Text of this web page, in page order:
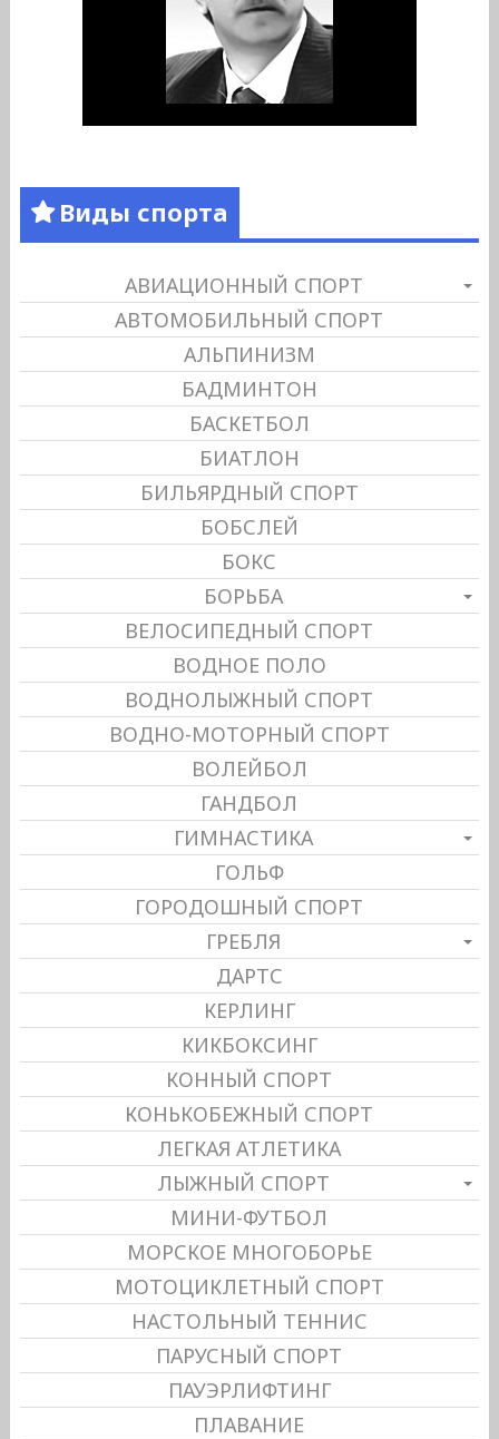
Виды спорта
АВИАЦИОННЫЙ СПОРТ
АВТОМОБИЛЬНЫЙ СПОРТ
АЛЬПИНИЗМ
БАДМИНТОН
БАСКЕТБОЛ
БИАТЛОН
БИЛЬЯРДНЫЙ СПОРТ
БОБСЛЕЙ
БОКС
БОРЬБА
ВЕЛОСИПЕДНЫЙ СПОРТ
ВОДНОЕ ПОЛО
ВОДНОЛЫЖНЫЙ СПОРТ
ВОДНО-МОТОРНЫЙ СПОРТ
ВОЛЕЙБОЛ
ГАНДБОЛ
ГИМНАСТИКА
ГОЛЬФ
ГОРОДОШНЫЙ СПОРТ
ГРЕБЛЯ
ДАРТС
КЕРЛИНГ
КИКБОКСИНГ
КОННЫЙ СПОРТ
КОНЬКОБЕЖНЫЙ СПОРТ
ЛЕГКАЯ АТЛЕТИКА
ЛЫЖНЫЙ СПОРТ
МИНИ-ФУТБОЛ
МОРСКОЕ МНОГОБОРЬЕ
МОТОЦИКЛЕТНЫЙ СПОРТ
НАСТОЛЬНЫЙ ТЕННИС
ПАРУСНЫЙ СПОРТ
ПАУЭРЛИФТИНГ
ПЛАВАНИЕ